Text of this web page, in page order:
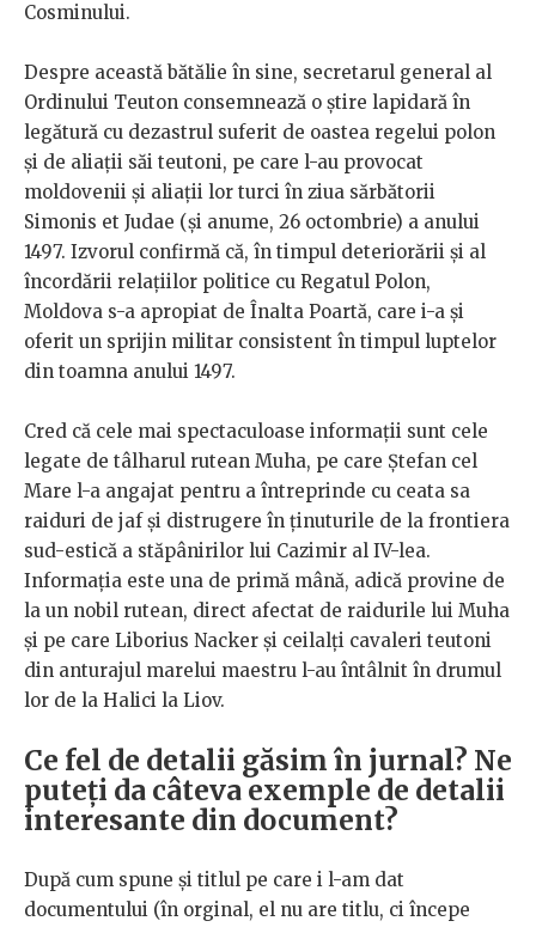
Cosminului.
Despre această bătălie în sine, secretarul general al
Ordinului Teuton consemnează o ştire lapidară în
legătură cu dezastrul suferit de oastea regelui polon
şi de aliaţii săi teutoni, pe care l-au provocat
moldovenii şi aliaţii lor turci în ziua sărbătorii
Simonis et Judae (și anume, 26 octombrie) a anului
1497. Izvorul confirmă că, în timpul deteriorării şi al
încordării relaţiilor politice cu Regatul Polon,
Moldova s-a apropiat de Înalta Poartă, care i-a şi
oferit un sprijin militar consistent în timpul luptelor
din toamna anului 1497.
Cred că cele mai spectaculoase informaţii sunt cele
legate de tâlharul rutean Muha, pe care Ştefan cel
Mare l-a angajat pentru a întreprinde cu ceata sa
raiduri de jaf şi distrugere în ţinuturile de la frontiera
sud-estică a stăpânirilor lui Cazimir al IV-lea.
Informaţia este una de primă mână, adică provine de
la un nobil rutean, direct afectat de raidurile lui Muha
și pe care Liborius Nacker şi ceilalţi cavaleri teutoni
din anturajul marelui maestru l-au întâlnit în drumul
lor de la Halici la Liov.
Ce fel de detalii găsim în jurnal? Ne
puteți da câteva exemple de detalii
interesante din document?
După cum spune şi titlul pe care i l-am dat
documentului (în orginal, el nu are titlu, ci începe